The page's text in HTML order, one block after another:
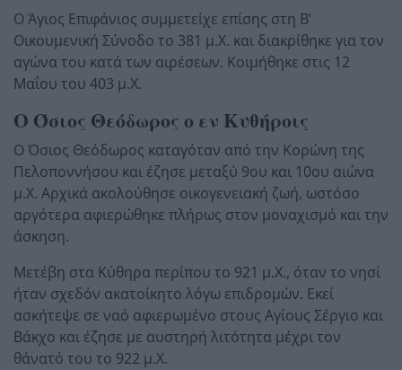
Ο Άγιος Επιφάνιος συμμετείχε επίσης στη Β’
Οικουμενική Σύνοδο το 381 μ.Χ. και διακρίθηκε για τον
αγώνα του κατά των αιρέσεων. Κοιμήθηκε στις 12
Μαΐου του 403 μ.Χ.
Ο Όσιος Θεόδωρος ο εν Κυθήροις
Ο Όσιος Θεόδωρος καταγόταν από την Κορώνη της
Πελοποννήσου και έζησε μεταξύ 9ου και 10ου αιώνα
μ.Χ. Αρχικά ακολούθησε οικογενειακή ζωή, ωστόσο
αργότερα αφιερώθηκε πλήρως στον μοναχισμό και την
άσκηση.
Μετέβη στα Κύθηρα περίπου το 921 μ.Χ., όταν το νησί
ήταν σχεδόν ακατοίκητο λόγω επιδρομών. Εκεί
ασκήτεψε σε ναό αφιερωμένο στους Αγίους Σέργιο και
Βάκχο και έζησε με αυστηρή λιτότητα μέχρι τον
θάνατό του το 922 μ.Χ.